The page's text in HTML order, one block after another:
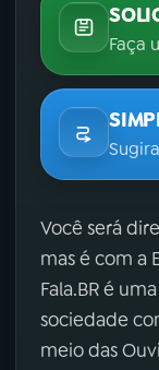
Faça
Você será
mas é com a
Fala.BR é
sociedade
meio das